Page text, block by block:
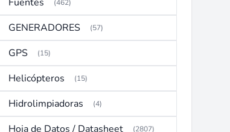
(462)
GENERADORES (57)
GPS (15)
Helicópteros (15)
Hidrolimpiadoras (4)
Hoja de Datos / Datasheet (2807)